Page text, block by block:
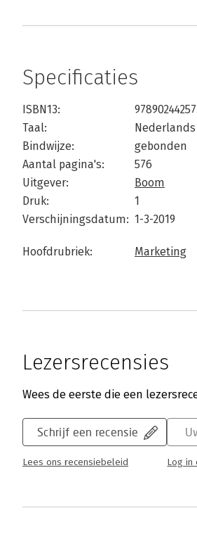
Specificaties
ISBN13:
Taal:
Nederlands
Bindwijze:
gebonden
Aantal pagina's:
576
Uitgever:
Boom
Druk:
1
Verschijningsdatum: 1-3-2019
Hoofdrubriek: Marketing
Lezersrecensies
Wees de eerste die een
Schrijf een recensie
Lees ons recensiebeleid Log in